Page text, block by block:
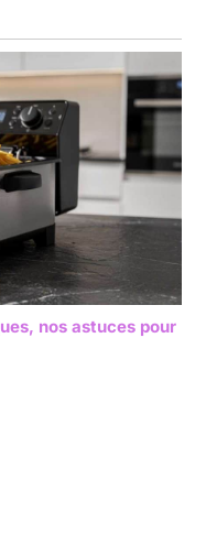
nos astuces pour